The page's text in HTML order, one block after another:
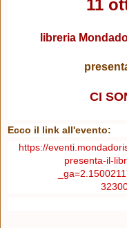
11
libreria
CI
Ecco il link all'evento:
https://
presenta-il-